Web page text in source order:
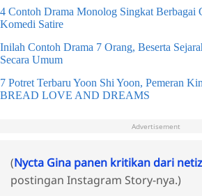
4 Contoh Drama Monolog Singkat Berbagai
Komedi Satire
Inilah Contoh Drama 7 Orang, Beserta
Secara Umum
7 Potret Terbaru Yoon Shi Yoon, Pemeran
BREAD LOVE AND DREAMS
Advertisement
(Nycta Gina panen kritikan dari
postingan Instagram Story-nya.)